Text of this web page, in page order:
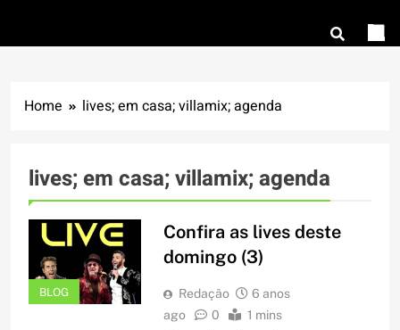
Home lives; em casa; villamix; agenda
lives; em casa; villamix; agenda
BLOG
Confira as lives deste
domingo (3)
Redação
6 anos
ago
0 1 mins